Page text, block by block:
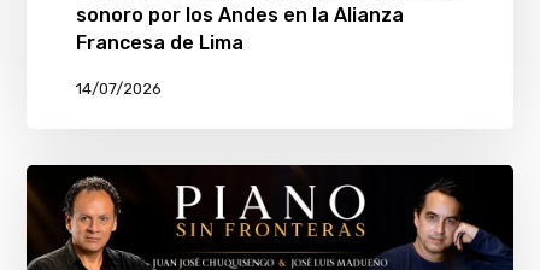
sonoro por los Andes en la Alianza
Francesa de Lima
14/07/2026